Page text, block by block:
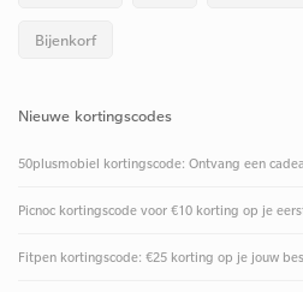
Bijenkorf
Nieuwe kortingscodes
50plusmobiel kortingscode: Ontvang een
Picnoc kortingscode voor €10 korting op je
Fitpen kortingscode: €25 korting op je jouw